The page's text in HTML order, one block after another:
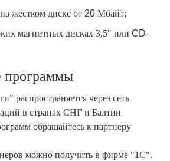
жестком диске от 20 Мбайт;
магнитных дисках 3,5" или CD-
программы
распространяется через сеть
в странах СНГ и Балтии
обращайтесь к партнеру
можно получить в фирме "1С".